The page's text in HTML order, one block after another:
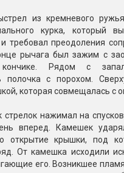
из кремневого
курка, который
требовал преодоления
рычага был зажим с
Рядом с
полочка с порохом.
которая совмещалась с
стрелок нажимал на
вперед. Камешек
открытие крышки, под
От камешка исходили
его. Возникшее